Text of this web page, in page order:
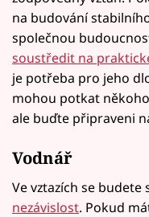
na budování
společnou
soustředit na
je potřeba pro jeho
mohou potkat
ale buďte připraveni
Vodnář
Ve vztazích se
nezávislost. Pokud